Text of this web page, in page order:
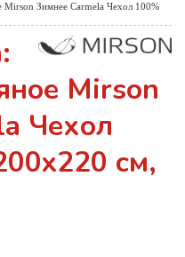
Mirson Зимнее Carmela Чехол 100%
Mirson
Чехол
см,